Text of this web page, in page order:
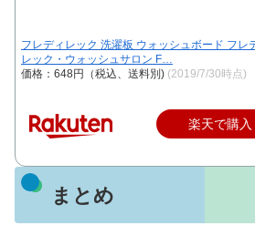
フレディレック 洗濯板 ウォッシュボード フレ
レック・ウォッシュサロン F…
価格：648円（税込、送料別) (2019/7/30時点)
楽天で購入
まとめ